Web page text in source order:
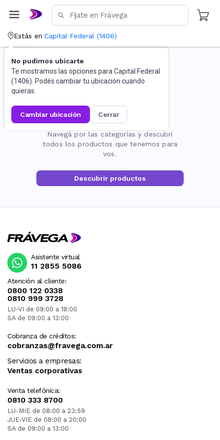
Estás en Capital Federal (1406)
No pudimos ubicarte
Te mostramos las opciones para Capital Federal
(1406). Podés cambiar tu ubicación cuando
quieras.
cambiar ubicación cerrar
La página no existe
Navegá por las categorías y descubrí
todos los productos que tenemos para
vos.
Descubrir productos
Atención al cliente:
0800 122 0338
0810 999 3728
LU-VI de 09:00 a 18:00
SA de 09:00 a 13:00
Cobranza de créditos:
cobranzas@fravega.com.ar
Servicios a empresas:
Ventas corporativas
Venta telefónica:
0810 333 8700
LU-MIE de 08:00 a 23:59
JUE-VIE de 08:00 a 20:00
SA de 09:00 a 13:00
Asistente virtual
11 2855 5086